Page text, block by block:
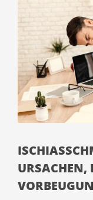
URSACHEN,